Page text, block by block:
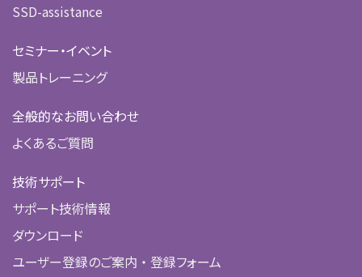
SSD-assistance
セミナー・イベント
製品トレーニング
全般的なお問い合わせ
よくあるご質問
技術サポート
サポート技術情報
ダウンロード
ユーザー登録のご案内 ・ 登録フォーム